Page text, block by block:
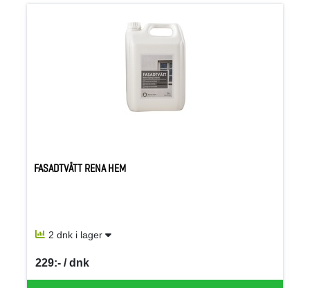
FASADTVÄTT RENA HEM
2 dnk i lager
229:- / dnk
SEK per DNK